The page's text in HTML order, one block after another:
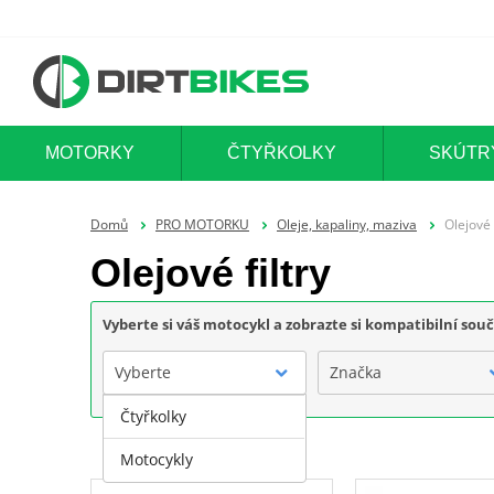
MOTORKY ČTYŘKOLKY
Domů PRO MOTORKU Oleje, kapaliny, maziva
Olejové filtry
Vyberte si váš motocykl a zobrazte si kompatibilní
Vyberte Značka
Čtyřkolky
Motocykly